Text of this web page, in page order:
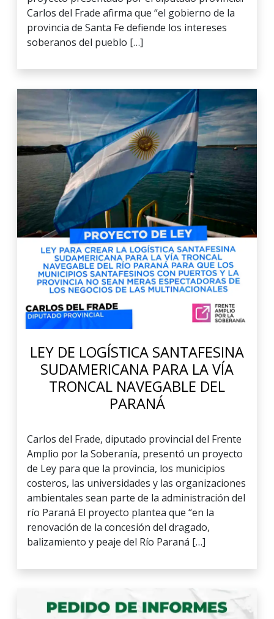
Carlos del Frade afirma que “el gobierno de la
provincia de Santa Fe defiende los intereses
soberanos del pueblo […]
LEY DE LOGÍSTICA SANTAFESINA
SUDAMERICANA PARA LA VÍA
TRONCAL NAVEGABLE DEL
PARANÁ
Carlos del Frade, diputado provincial del Frente
Amplio por la Soberanía, presentó un proyecto
de Ley para que la provincia, los municipios
costeros, las universidades y las organizaciones
ambientales sean parte de la administración del
río Paraná El proyecto plantea que “en la
renovación de la concesión del dragado,
balizamiento y peaje del Río Paraná […]